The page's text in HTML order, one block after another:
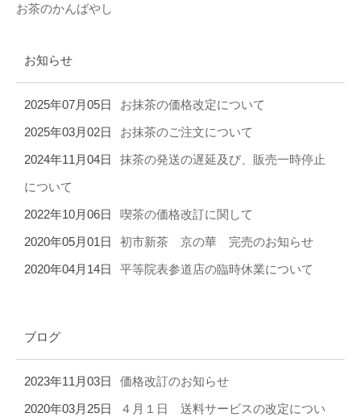
お茶のかんばやし
お知らせ
2025年07月05日
お抹茶の価格改定について
2025年03月02日
お抹茶のご注文について
2024年11月04日
抹茶の発送の遅延及び、販売一時停止
について
2022年10月06日
喫茶の価格改訂に関して
2020年05月01日
初市新茶 京の華 完売のお知らせ
2020年04月14日
平等院表参道店の臨時休業について
ブログ
2023年11月03日
価格改訂のお知らせ
2020年03月25日
４月１日 送料サービスの改定につい